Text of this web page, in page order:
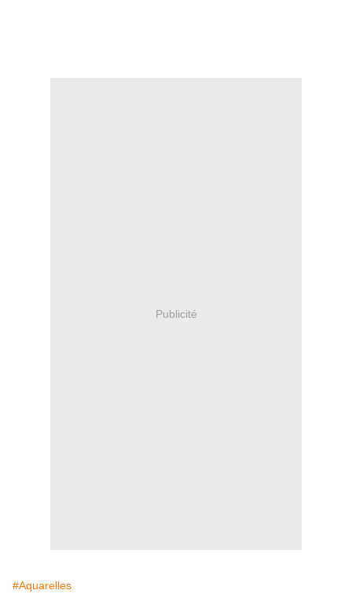
Publicité
#Aquarelles